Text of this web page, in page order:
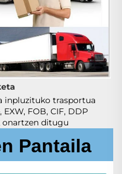
inpluzituko trasportua
FOB, CIF, DDP
ditugu
Pantaila